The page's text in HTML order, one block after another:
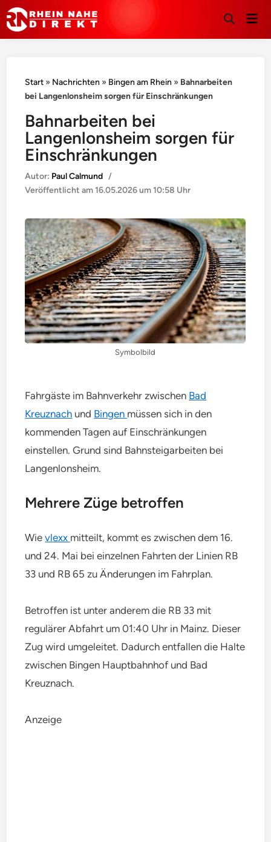
Suche
Start » Nachrichten » Bingen am Rhein » Bahnarbeiten
bei Langenlonsheim sorgen für Einschränkungen
Bahnarbeiten bei
Langenlonsheim sorgen für
Einschränkungen
Autor: Paul Calmund /
Veröffentlicht am16.05.2026 um 10:58 Uhr
Symbolbild
Fahrgäste im Bahnverkehr zwischen Bad
Kreuznach und Bingen müssen sich in den
kommenden Tagen auf Einschränkungen
einstellen. Grund sind Bahnsteigarbeiten bei
Langenlonsheim.
Mehrere Züge betroffen
Wievlexx mitteilt, kommt es zwischen dem 16.
und 24. Mai bei einzelnen Fahrten der Linien RB
33 und RB 65 zu Änderungen im Fahrplan.
Betroffen ist unter anderem die RB 33 mit
regulärer Abfahrt um 01:40 Uhr in Mainz. Dieser
Zug wird umgeleitet. Dadurch entfallen die Halte
zwischen Bingen Hauptbahnhof und Bad
Kreuznach.
Anzeige